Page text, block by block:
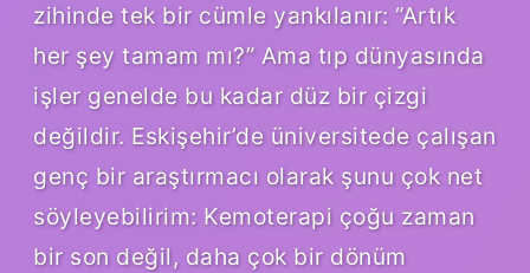
zihinde tek bir cümle yankılanır: “Artık
her şey tamam mı?” Ama tıp dünyasında
işler genelde bu kadar düz bir çizgi
değildir. Eskişehir’de üniversitede çalışan
genç bir araştırmacı olarak şunu çok net
söyleyebilirim: Kemoterapi çoğu zaman
bir son değil, daha çok bir dönüm